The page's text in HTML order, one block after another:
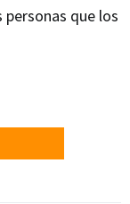
que los